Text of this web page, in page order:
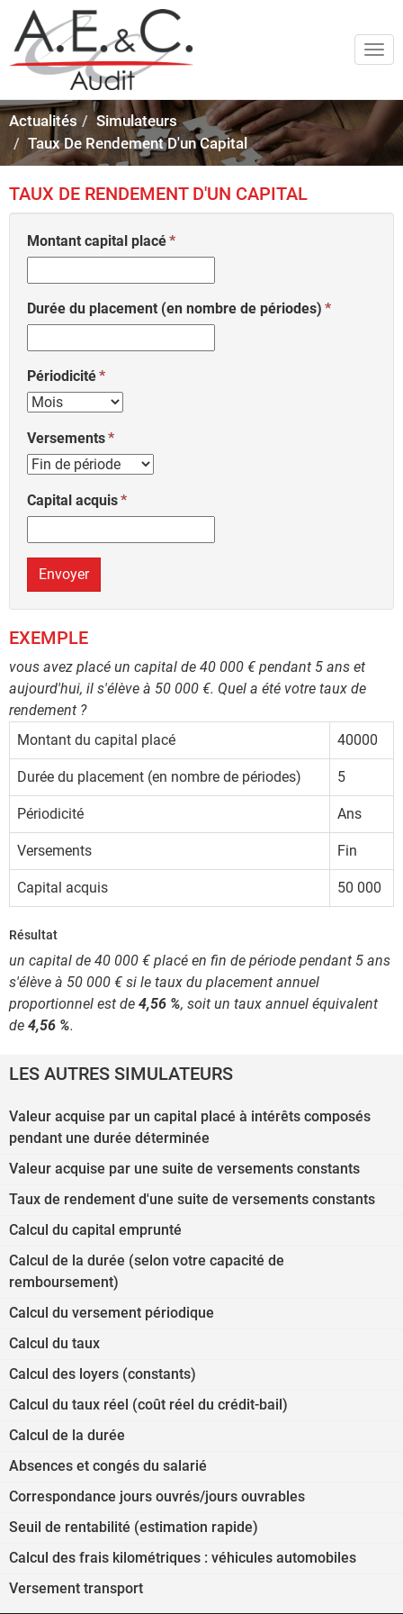
Actualités
Simulateurs
Taux De Rendement D'un Capital
TAUX DE RENDEMENT D'UN CAPITAL
Montant capital placé
Durée du placement (en nombre de périodes)
Périodicité
Versements
Capital acquis
Envoyer
EXEMPLE
vous avez placé un capital de 40 000 € pendant 5 ans et
aujourd'hui, il s'élève à 50 000 €. Quel a été votre taux de
rendement ?
Montant du capital placé
40000
Durée du placement (en nombre de périodes) 5
Périodicité Ans
Versements Fin
Capital acquis 50 000
Résultat
un capital de 40 000 € placé en fin de période pendant 5 ans
s'élève à 50 000 € si le taux du placement annuel
proportionnel est de 4,56 %, soit un taux annuel équivalent
de 4,56 %.
LES AUTRES SIMULATEURS
Valeur acquise par un capital placé à intérêts composés
pendant une durée déterminée
Valeur acquise par une suite de versements constants
Taux de rendement d'une suite de versements constants
Calcul du capital emprunté
Calcul de la durée (selon votre capacité de
remboursement)
Calcul du versement périodique
Calcul du taux
Calcul des loyers (constants)
Calcul du taux réel (coût réel du crédit-bail)
Calcul de la durée
Absences et congés du salarié
Correspondance jours ouvrés/jours ouvrables
Seuil de rentabilité (estimation rapide)
Calcul des frais kilométriques : véhicules automobiles
Versement transport